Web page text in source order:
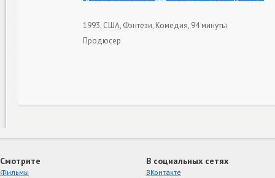
1993, США, Фэнтези, Комедия, 94 минуты
Продюсер
Смотрите
Фильмы
В социальных сетях
ВКонтакте